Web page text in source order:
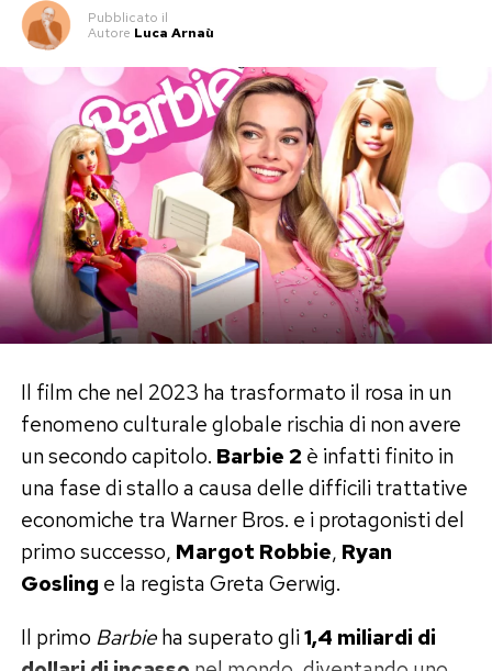
La sua vita in quel periodo sembrava seguire lo
stesso copione del protagonista. Ferrara
fumava crack sui gradini della propria casa
newyorkese con la naturalezza apparente di chi
accende una sigaretta. Mentre il cinema
indipendente americano lo celebrava insieme a
registi come Spike Lee e i fratelli Coen, lui
descrive oggi quegli anni come una condizione
«senza speranza».
Il debutto, del resto, aveva già avuto qualcosa
di perfettamente ferrariano. A 24 anni diresse il
film pornografico
9 Lives of a Wet Pussy
racimolando corrente dai lampioni e affidandosi
a un attore che, secondo il suo racconto, si rivelò
inadatto e fuggì dalla scala antincendio. Il porno
non era la sua strada, ma quel set improvvisato
diventò la sua prima vera scuola di cinema.
La notte con Asia Argento e la scia
Pubblicato il
Autore Luca Arnaù
Il film che nel 2023 ha trasformato il rosa in un
fenomeno culturale globale rischia di non avere
un secondo capitolo. Barbie 2 è infatti finito in
una fase di stallo a causa delle difficili trattative
economiche tra Warner Bros. e i protagonisti del
primo successo, Margot Robbie, Ryan
Gosling e la regista Greta Gerwig.
Il primo Barbieha superato gli1,4 miliardi di